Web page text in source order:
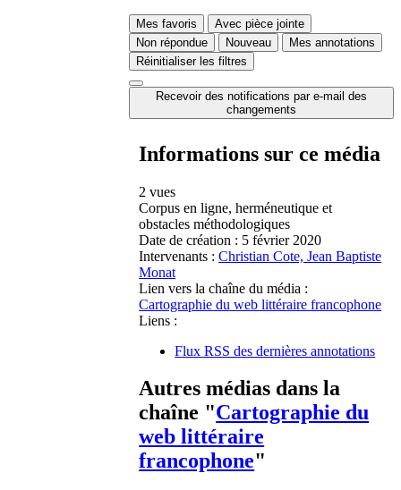
Mes favoris
Avec pièce jointe
Non répondue
Nouveau
Mes annotations
Réinitialiser les filtres
Recevoir des notifications par e-mail des
changements
Informations sur ce média
2 vues
Corpus en ligne, herméneutique et
obstacles méthodologiques
Date de création : 5 février 2020
Intervenants : Christian Cote, Jean Baptiste
Monat
Lien vers la chaîne du média :
Cartographie du web littéraire francophone
Liens :
Flux RSS des dernières annotations
Autres médias dans la
chaîne "Cartographie du
web littéraire
francophone"